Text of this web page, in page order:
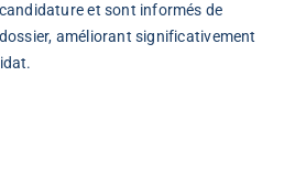
et sont informés de
dossier, améliorant significativement